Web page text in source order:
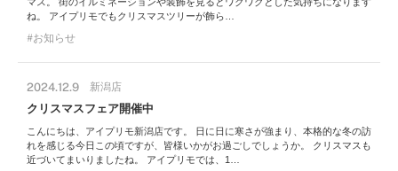
ね。 アイプリモでもクリスマスツリーが飾ら…
お知らせ
2024.12.9 新潟店
クリスマスフェア開催中
こんにちは、アイプリモ新潟店です。 日に日に寒さが強まり、本格的な冬の訪
れを感じる今日この頃ですが、皆様いかがお過ごしでしょうか。 クリスマスも
近づいてまいりましたね。 アイプリモでは、1…